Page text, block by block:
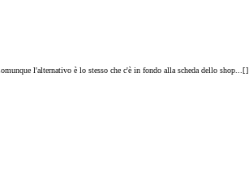
l'alternativo è lo stesso che c'è in fondo alla scheda dello shop...[]